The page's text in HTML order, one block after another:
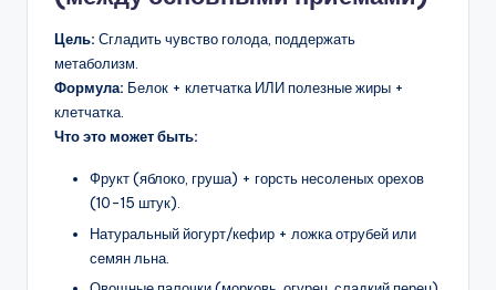
Цель: Сгладить чувство голода, поддержать
метаболизм.
Формула: Белок + клетчатка ИЛИ полезные жиры +
клетчатка.
Что это может быть:
Фрукт (яблоко, груша) + горсть несоленых орехов
(10-15 штук).
Натуральный йогурт/кефир + ложка отрубей или
семян льна.